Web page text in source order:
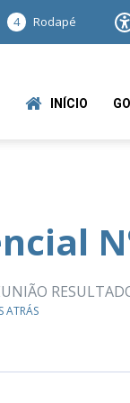
4 Rodapé
INÍCIO
ATRÁS